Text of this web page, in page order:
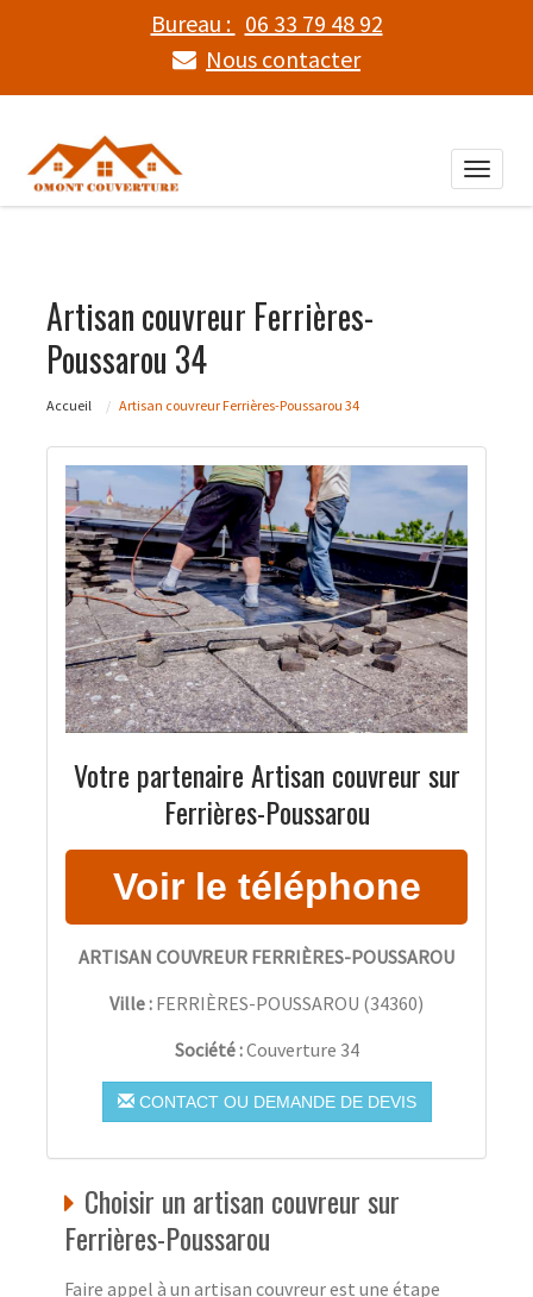
Bureau : 06 33 79 48 92
Nous contacter
Toggle
Artisan couvreur Ferrières-
Poussarou 34
Accueil Artisan couvreur Ferrières-Poussarou 34
Votre partenaire Artisan couvreur sur
Ferrières-Poussarou
ARTISAN COUVREUR FERRIÈRES-POUSSAROU
Ville : FERRIÈRES-POUSSAROU (34360)
Société :Couverture 34
CONTACT OU DEMANDE DE DEVIS
Choisir un artisan couvreur sur
Ferrières-Poussarou
Faire appel à un artisan couvreur est une étape